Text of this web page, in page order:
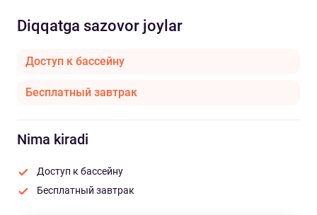
Diqqatga sazovor joylar
Доступ к бассейну
Бесплатный завтрак
Nima kiradi
Доступ к бассейну
Бесплатный завтрак